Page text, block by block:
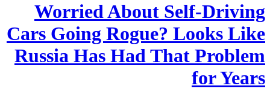
Worried About Self-Driving
Cars Going Rogue? Looks Like
Russia Has Had That Problem
for Years